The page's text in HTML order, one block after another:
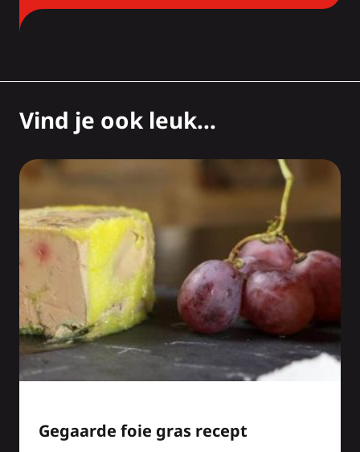
Vind je ook leuk...
Gegaarde foie gras recept